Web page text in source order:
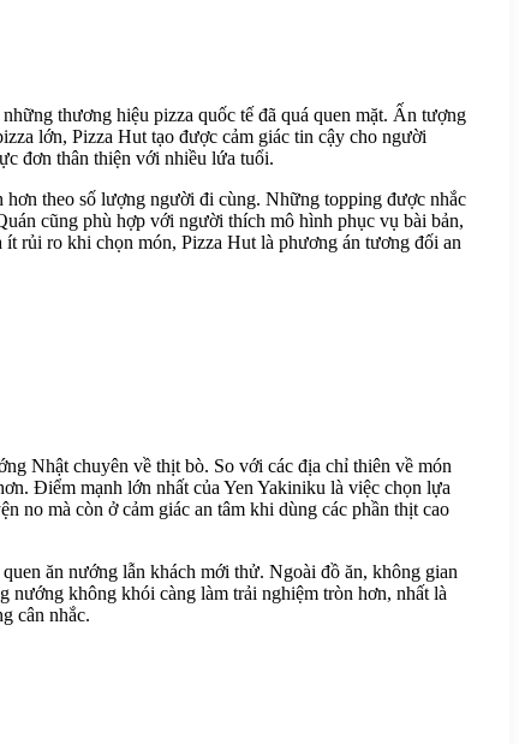
thương hiệu pizza quốc tế đã quá quen mặt. Ấn tượng
lớn, Pizza Hut tạo được cảm giác tin cậy cho người
đơn thân thiện với nhiều lứa tuổi.
theo số lượng người đi cùng. Những topping được nhắc
cũng phù hợp với người thích mô hình phục vụ bài bản,
rủi ro khi chọn món, Pizza Hut là phương án tương đối an
Nhật chuyên về thịt bò. So với các địa chỉ thiên về món
Điểm mạnh lớn nhất của Yen Yakiniku là việc chọn lựa
no mà còn ở cảm giác an tâm khi dùng các phần thịt cao
ăn nướng lẫn khách mới thử. Ngoài đồ ăn, không gian
nướng không khói càng làm trải nghiệm tròn hơn, nhất là
cân nhắc.